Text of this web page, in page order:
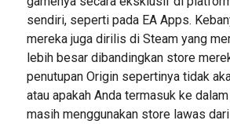
sendiri, seperti pada EA Apps.
mereka juga dirilis di Steam yang
lebih besar dibandingkan store
penutupan Origin sepertinya tidak
atau apakah Anda termasuk ke
masih menggunakan store lawas